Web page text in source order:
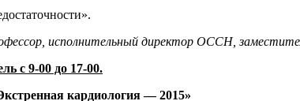
.
исполнительный директор ОССН,
с 9-00 до 17-00.
кардиология— 2015»